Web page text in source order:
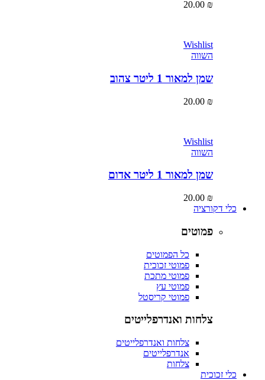
20.00
Wishlist
שמן למאור 1 ליטר צהוב
20.00
Wishlist
שמן למאור 1 ליטר אדום
20.00
כלי דקורציה
פמוטים
כל הפמוטים
פמוטי זכוכית
פמוטי מתכת
פמוטי עץ
פמוטי קריסטל
צלחות ואנדרפלייטים
צלחות ואנדרפלייטים
אנדרפלייטים
צלחות
כלי זכוכית